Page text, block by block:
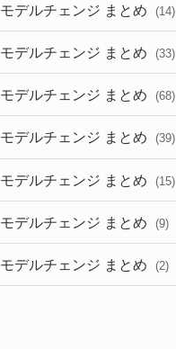
(9)
(22)
デルチェンジ まとめ (14)
デルチェンジ まとめ (33)
デルチェンジ まとめ (68)
デルチェンジ まとめ (39)
デルチェンジ まとめ (15)
デルチェンジ まとめ (9)
デルチェンジ まとめ (2)